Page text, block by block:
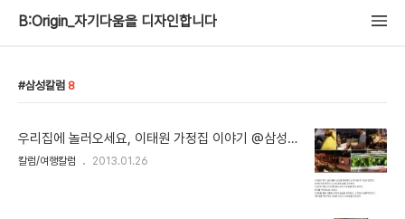
B:Origin_자기다움을 디자인합니다
삼성칼럼 8
우리집에 놀러오세요, 이태원 가정집 이야기 @삼성
전자 LIVE 2012.10.19
칼럼/여행칼럼 2013.01.26